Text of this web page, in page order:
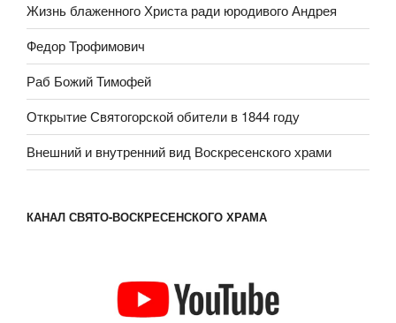
Жизнь блаженного Христа ради юродивого Андрея
Федор Трофимович
Раб Божий Тимофей
Открытие Святогорской обители в 1844 году
Внешний и внутренний вид Воскресенского храми
КАНАЛ СВЯТО-ВОСКРЕСЕНСКОГО ХРАМА